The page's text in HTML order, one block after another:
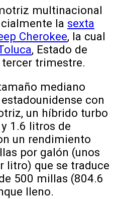
multinacional
la sexta
Cherokee, la cual
, Estado de
trimestre.
mediano
con
un híbrido turbo
1.6 litros de
un rendimiento
por galón (unos
litro) que se traduce
500 millas (804.6
lleno.